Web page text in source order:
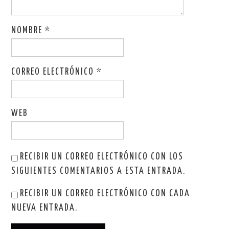
NOMBRE*
CORREO ELECTRÓNICO*
WEB
RECIBIR UN CORREO ELECTRÓNICO CON LOS
SIGUIENTES COMENTARIOS A ESTA ENTRADA.
RECIBIR UN CORREO ELECTRÓNICO CON CADA
NUEVA ENTRADA.